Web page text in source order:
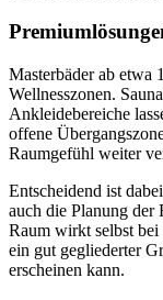
Masterbäder ab etwa
Wellnesszonen.
Ankleidebereiche
offene
Raumgefühl weiter
Entscheidend ist
auch die Planung der
Raum wirkt selbst bei
ein gut gegliederter
erscheinen kann.